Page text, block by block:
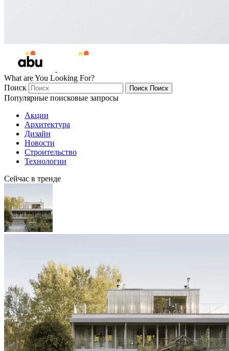
What are You Looking For?
Поиск
Поиск Поиск
Популярные поисковые запросы
Акции
Архитектура
Дизайн
Новости
Строительство
Технологии
Сейчас в тренде